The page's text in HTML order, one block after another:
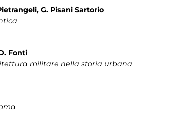
G. Pisani Sartorio
Fonti
militare nella storia urbana